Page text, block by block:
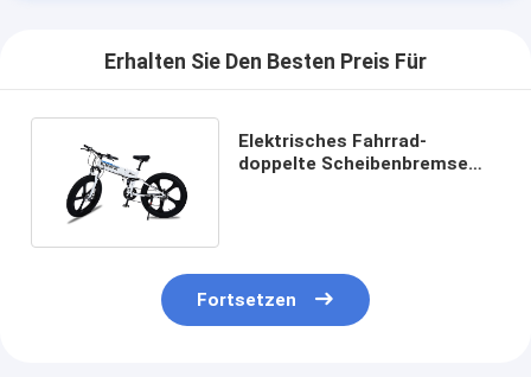
Erhalten Sie Den Besten Preis Für
Elektrisches Fahrrad-
doppelte Scheibenbremse
Fortsetzen